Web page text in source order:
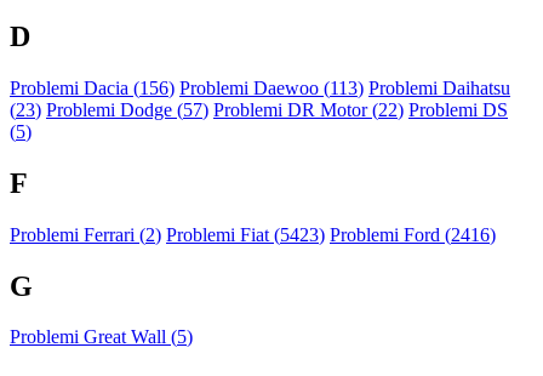
D
Problemi Dacia (156) Problemi Daewoo (113) Problemi Daihatsu
(23) Problemi Dodge (57) Problemi DR Motor (22) Problemi DS
(5)
F
Problemi Ferrari (2) Problemi Fiat (5423) Problemi Ford (2416)
G
Problemi Great Wall (5)